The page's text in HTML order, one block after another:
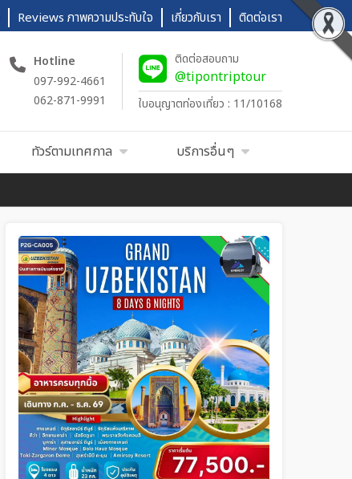
Reviews ภาพความประทับใจ เกี่ยวกับเรา ติดต่อเรา
Hotline
097-992-4661
062-871-9991
ติดต่อสอบถาม
@tipontriptour
ใบอนุญาตท่องเที่ยว : 11/10168
ทัวร์ตามเทศกาล บริการอื่นๆ